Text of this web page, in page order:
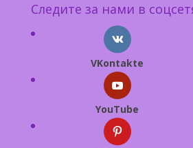
Следите за нами в
VKontakte
YouTube